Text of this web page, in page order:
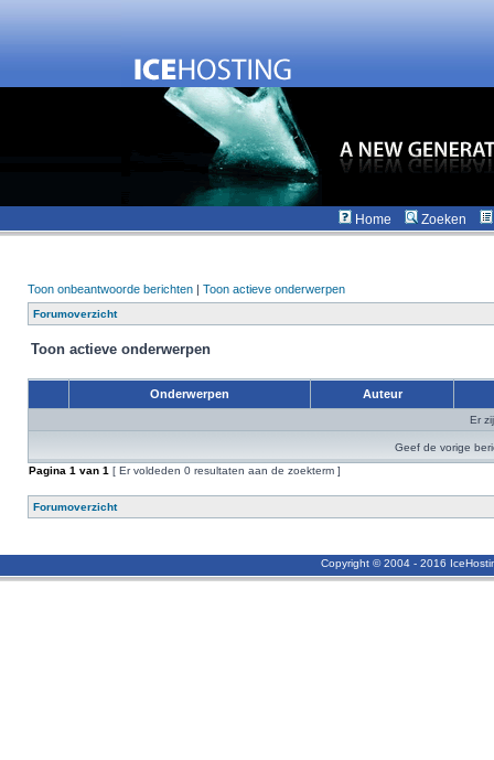
Home Zoeken
Toon onbeantwoorde berichten | Toon actieve onderwerpen
Forumoverzicht
Toon actieve onderwerpen
Onderwerpen Auteur
Er
Geef de vorige
Pagina 1 van 1 [ Er voldeden 0 resultaten aan de zoekterm ]
Forumoverzicht
Copyright © 2004 - 2016